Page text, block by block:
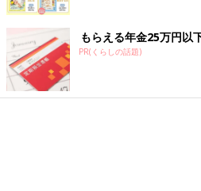
もらえる年金25万円以
PR(くらしの話題)